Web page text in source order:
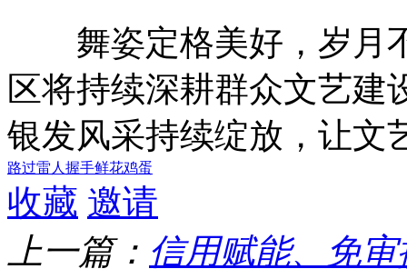
舞姿定格美好，岁月
区将持续深耕群众文艺建
银发风采持续绽放，让文
路过雷人 握手鲜花鸡蛋
收藏 邀请
上一篇： 信用赋能、免